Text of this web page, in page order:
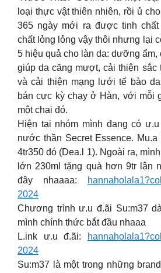
loại thực vật thiên nhiên, rồi ủ
365 ngày mới ra được tinh chất
chất lỏng lỏng vậy thôi nhưng lại
5 hiệu quả cho làn da: dưỡng ẩm,
giúp da căng mượt, cải thiện sắc
và cải thiện mạng lưới tế bào
bán cực kỳ chạy ở Hàn, với mỗi
một chai đó.
Hiện tại nhóm mình đang có
nước thần Secret Essence. Mu.a
4tr350 đó (Dea.l 1). Ngoài ra,
lớn 230ml tặng quà hơn 9tr lận
đây nhaaaa:
2024
Chương trình ư.u đ.ãi Su:m37
mình chính thức bắt đầu nhaaa
L.ink ư.u đ.ãi:
2024
Su:m37 là một trong những